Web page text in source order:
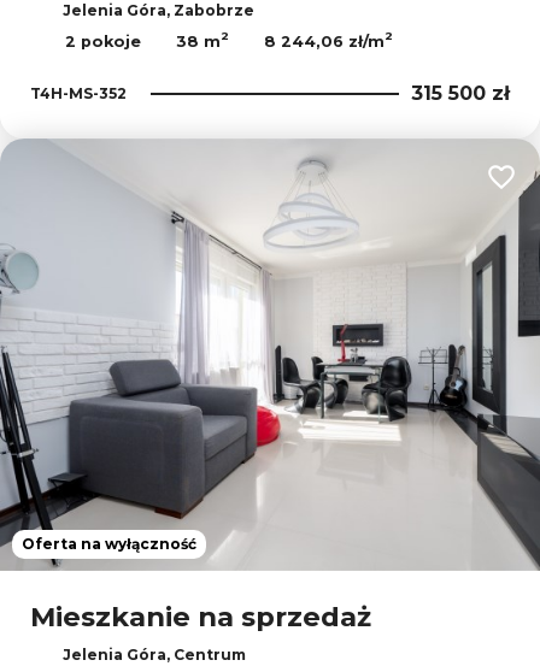
Jelenia Góra, Zabobrze
2 pokoje
38 m2 8 244,06 zł/m2
T4H-MS-352 315 500 zł
Oferta na wyłączność
Mieszkanie na sprzedaż
Jelenia Góra, Centrum